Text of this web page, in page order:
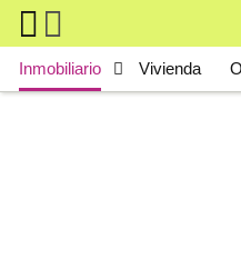
Skip to main content
Main navigation
Inmobiliario Vivienda